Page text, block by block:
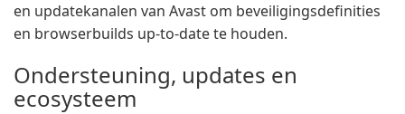
en updatekanalen van Avast om beveiligingsdefinities
en browserbuilds up-to-date te houden.
Ondersteuning, updates en
ecosysteem